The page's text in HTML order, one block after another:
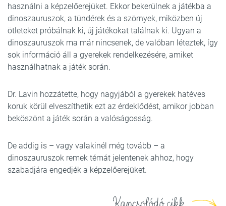
használni a képzelőerejüket. Ekkor bekerülnek a játékba a
dinoszauruszok, a tündérek és a szörnyek, miközben új
ötleteket próbálnak ki, új játékokat találnak ki. Ugyan a
dinoszauruszok ma már nincsenek, de valóban léteztek, így
sok információ áll a gyerekek rendelkezésére, amiket
használhatnak a játék során.
Dr. Lavin hozzátette, hogy nagyjából a gyerekek hatéves
koruk körül elveszíthetik ezt az érdeklődést, amikor jobban
beköszönt a játék során a valóságosság.
De addig is – vagy valakinél még tovább – a
dinoszauruszok remek témát jelentenek ahhoz, hogy
szabadjára engedjék a képzelőerejüket.